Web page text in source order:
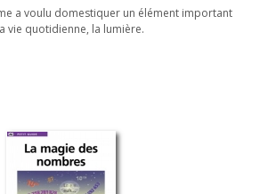
a voulu domestiquer un élément important
vie quotidienne, la lumière.